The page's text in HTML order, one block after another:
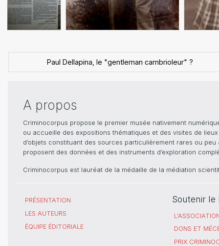
Paul Dellapina, le "gentleman cambrioleur" ?
A propos
Criminocorpus propose le premier musée nativement
ou accueille des expositions thématiques et des visites de
d’objets constituant des sources particulièrement rares ou
proposent des données et des instruments d’exploration
Criminocorpus est lauréat de la médaille de la médiation
PRÉSENTATION
LES AUTEURS
ÉQUIPE ÉDITORIALE
Soutenir le
DONS ET
PRIX